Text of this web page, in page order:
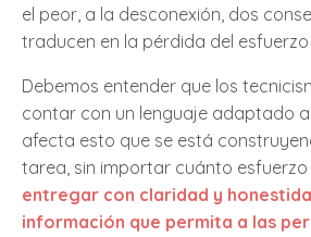
el peor, a la desconexión, dos
traducen en la pérdida del
Debemos entender que los
contar con un lenguaje adaptado
afecta esto que se está
tarea, sin importar cuánto esfuerzo
entregar con claridad y
información que permita a las